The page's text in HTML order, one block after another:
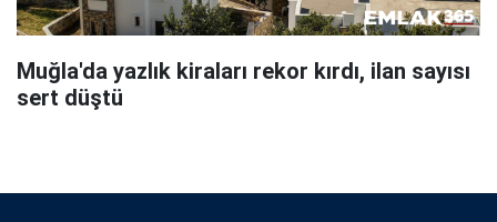
Muğla'da yazlık kiraları rekor kırdı, ilan sayısı
sert düştü